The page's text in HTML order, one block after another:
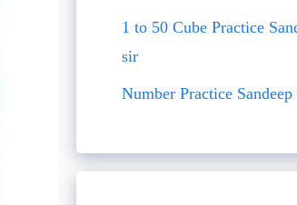
1 to 50 Cube Practice
sir
Number Practice